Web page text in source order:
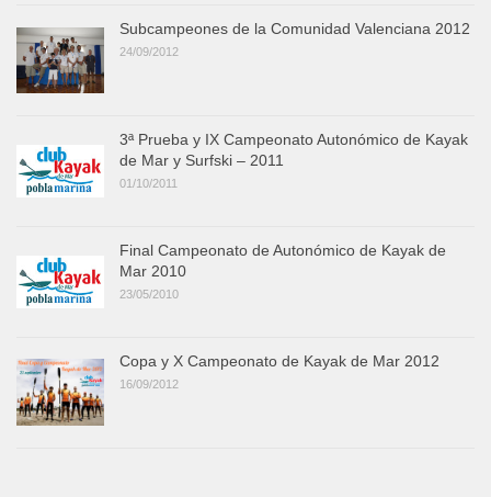
Subcampeones de la Comunidad Valenciana 2012
24/09/2012
3ª Prueba y IX Campeonato Autonómico de Kayak
de Mar y Surfski – 2011
01/10/2011
Final Campeonato de Autonómico de Kayak de
Mar 2010
23/05/2010
Copa y X Campeonato de Kayak de Mar 2012
16/09/2012